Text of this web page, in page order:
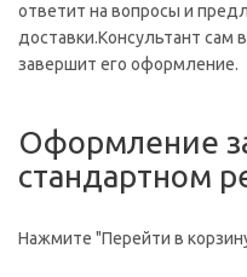
ответит на вопросы и
доставки.Консультант сам
завершит его оформление.
Оформление
стандартном
Нажмите "Перейти в